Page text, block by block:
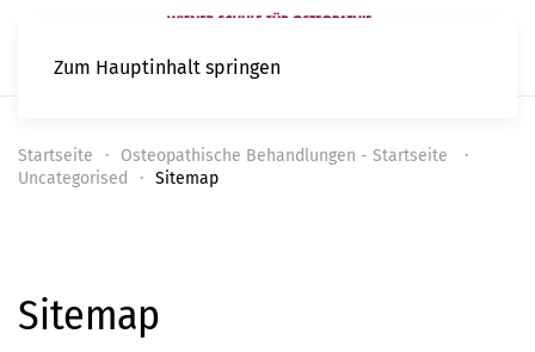
Zum Hauptinhalt springen
Startseite
Osteopathische Behandlungen - Startseite
Uncategorised
Sitemap
Sitemap